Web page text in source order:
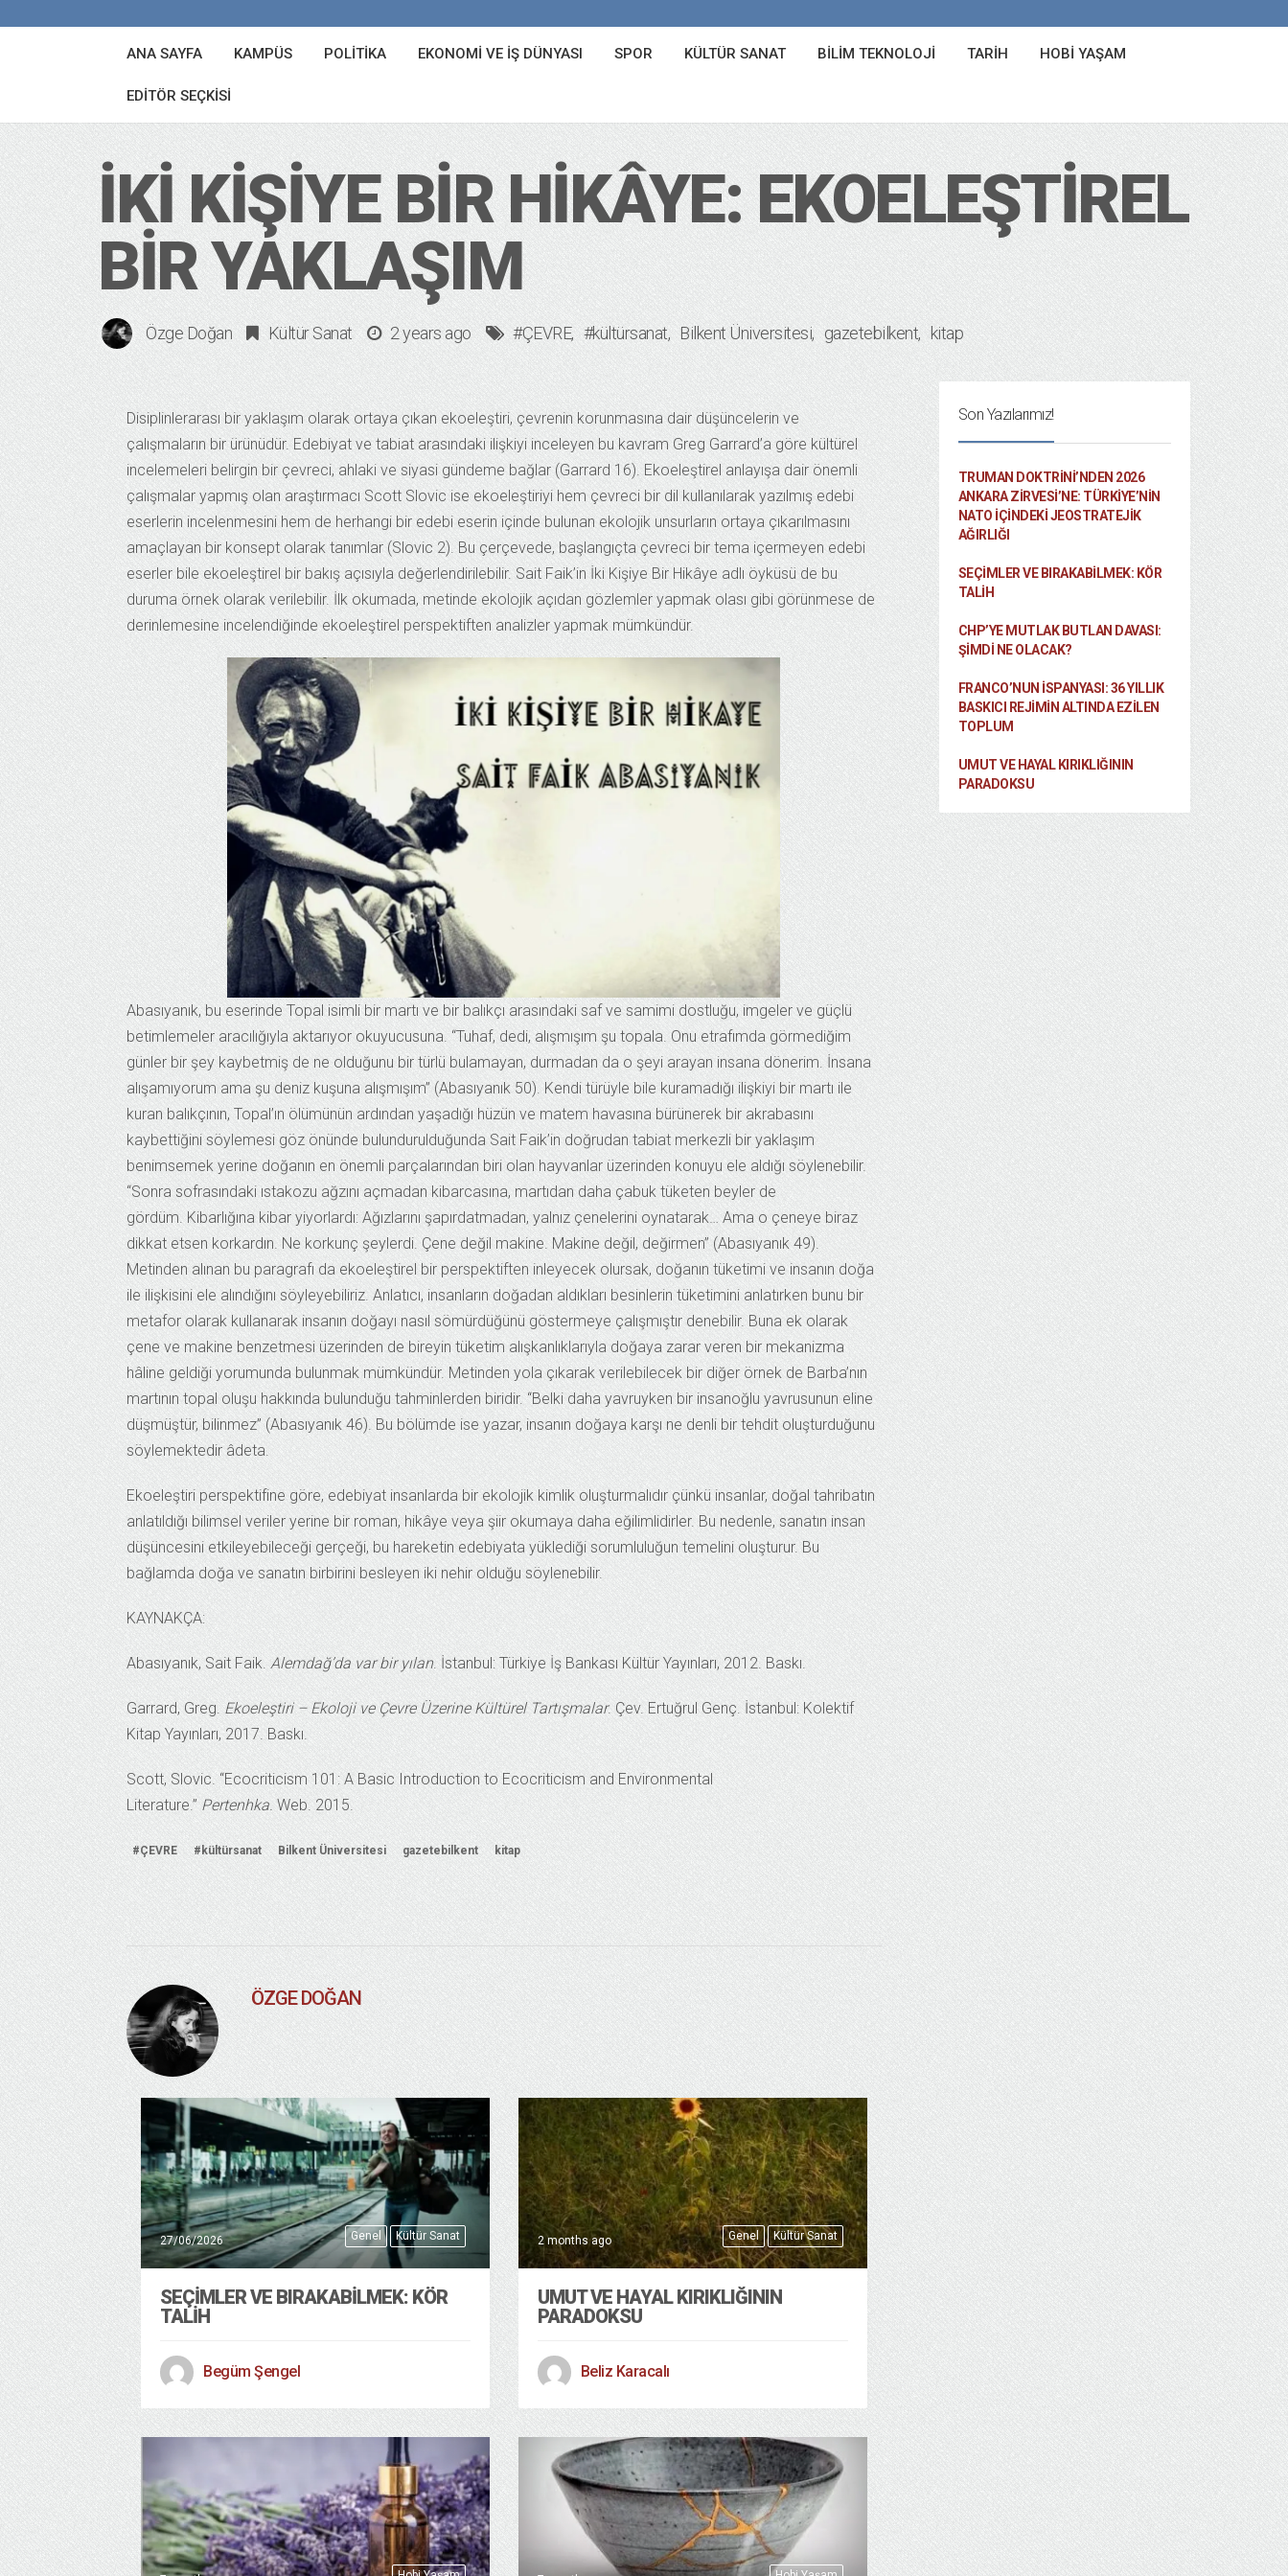
ANA SAYFA KAMPÜS POLITIKA EKONOMI VE İŞ DÜNYASI SPOR KÜLTÜR SANAT BILIM TEKNOLOJI TARIH HOBI YAŞAM
EDITÖR SEÇKISI
İKI KIŞIYE BIR HIKÂYE: EKOELEŞTIREL
BIR YAKLAŞIM
Özge Doğan Kültür Sanat 2 years ago #ÇEVRE #kültürsanat Bilkent Üniversitesi gazetebilkent kitap
Disiplinlerarası bir yaklaşım olarak ortaya çıkan ekoeleştiri, çevrenin korunmasına dair düşüncelerin ve
çalışmaların bir ürünüdür. Edebiyat ve tabiat arasındaki ilişkiyi inceleyen bu kavram Greg Garrard’a göre kültürel
incelemeleri belirgin bir çevreci, ahlaki ve siyasi gündeme bağlar (Garrard 16). Ekoeleştirel anlayışa dair önemli
çalışmalar yapmış olan araştırmacı Scott Slovic ise ekoeleştiriyi hem çevreci bir dil kullanılarak yazılmış edebi
eserlerin incelenmesini hem de herhangi bir edebi eserin içinde bulunan ekolojik unsurların ortaya çıkarılmasını
amaçlayan bir konsept olarak tanımlar (Slovic 2). Bu çerçevede, başlangıçta çevreci bir tema içermeyen edebi
eserler bile ekoeleştirel bir bakış açısıyla değerlendirilebilir. Sait Faik’in İki Kişiye Bir Hikâye adlı öyküsü de bu
duruma örnek olarak verilebilir. İlk okumada, metinde ekolojik açıdan gözlemler yapmak olası gibi görünmese de
derinlemesine incelendiğinde ekoeleştirel perspektiften analizler yapmak mümkündür.
Abasıyanık, bu eserinde Topal isimli bir martı ve bir balıkçı arasındaki saf ve samimi dostluğu, imgeler ve güçlü
betimlemeler aracılığıyla aktarıyor okuyucusuna. “Tuhaf, dedi, alışmışım şu topala. Onu etrafımda görmediğim
günler bir şey kaybetmiş de ne olduğunu bir türlü bulamayan, durmadan da o şeyi arayan insana dönerim. İnsana
alışamıyorum ama şu deniz kuşuna alışmışım” (Abasıyanık 50). Kendi türüyle bile kuramadığı ilişkiyi bir martı ile
kuran balıkçının, Topal’ın ölümünün ardından yaşadığı hüzün ve matem havasına bürünerek bir akrabasını
kaybettiğini söylemesi göz önünde bulundurulduğunda Sait Faik’in doğrudan tabiat merkezli bir yaklaşım
benimsemek yerine doğanın en önemli parçalarından biri olan hayvanlar üzerinden konuyu ele aldığı söylenebilir.
“Sonra sofrasındaki ıstakozu ağzını açmadan kibarcasına, martıdan daha çabuk tüketen beyler de
gördüm. Kibarlığına kibar yiyorlardı: Ağızlarını şapırdatmadan, yalnız çenelerini oynatarak… Ama o çeneye biraz
dikkat etsen korkardın. Ne korkunç şeylerdi. Çene değil makine. Makine değil, değirmen” (Abasıyanık 49).
Metinden alınan bu paragrafı da ekoeleştirel bir perspektiften inleyecek olursak, doğanın tüketimi ve insanın doğa
ile ilişkisini ele alındığını söyleyebiliriz. Anlatıcı, insanların doğadan aldıkları besinlerin tüketimini anlatırken bunu bir
metafor olarak kullanarak insanın doğayı nasıl sömürdüğünü göstermeye çalışmıştır denebilir. Buna ek olarak
çene ve makine benzetmesi üzerinden de bireyin tüketim alışkanlıklarıyla doğaya zarar veren bir mekanizma
hâline geldiği yorumunda bulunmak mümkündür. Metinden yola çıkarak verilebilecek bir diğer örnek de Barba’nın
martının topal oluşu hakkında bulunduğu tahminlerden biridir. “Belki daha yavruyken bir insanoğlu yavrusunun eline
düşmüştür, bilinmez” (Abasıyanık 46). Bu bölümde ise yazar, insanın doğaya karşı ne denli bir tehdit oluşturduğunu
söylemektedir âdeta.
Ekoeleştiri perspektifine göre, edebiyat insanlarda bir ekolojik kimlik oluşturmalıdır çünkü insanlar, doğal tahribatın
anlatıldığı bilimsel veriler yerine bir roman, hikâye veya şiir okumaya daha eğilimlidirler. Bu nedenle, sanatın insan
düşüncesini etkileyebileceği gerçeği, bu hareketin edebiyata yüklediği sorumluluğun temelini oluşturur. Bu
bağlamda doğa ve sanatın birbirini besleyen iki nehir olduğu söylenebilir.
KAYNAKÇA:
Abasıyanık, Sait Faik. Alemdağ’da var bir yılan. İstanbul: Türkiye İş Bankası Kültür Yayınları, 2012. Baskı.
Garrard, Greg. Ekoeleştiri – Ekoloji ve Çevre Üzerine Kültürel Tartışmalar. Çev. Ertuğrul Genç. İstanbul: Kolektif
Kitap Yayınları, 2017. Baskı.
Scott, Slovic. “Ecocriticism 101: A Basic Introduction to Ecocriticism and Environmental
Literature.” Pertenhka. Web. 2015.
#ÇEVRE #kültürsanat Bilkent Üniversitesi gazetebilkent kitap
ÖZGE DOĞAN
Genel Kültür Sanat
27/06/2026
SEÇIMLER VE BIRAKABILMEK: KÖR
TALIH
Begüm Şengel
Genel Kültür Sanat
2 months ago
UMUT VE HAYAL KIRIKLIĞININ
PARADOKSU
Beliz Karacalı
Son Yazılarımız!
TRUMAN DOKTRINI’NDEN 2026
ANKARA ZIRVESI’NE: TÜRKIYE’NIN
NATO İÇINDEKI JEOSTRATEJIK
AĞIRLIĞI
SEÇIMLER VE BIRAKABILMEK: KÖR
TALIH
CHP’YE MUTLAK BUTLAN DAVASI:
ŞİMDİ NE OLACAK?
FRANCO’NUN İSPANYASI: 36 YILLIK
BASKICI REJIMIN ALTINDA EZILEN
TOPLUM
UMUT VE HAYAL KIRIKLIĞININ
PARADOKSU